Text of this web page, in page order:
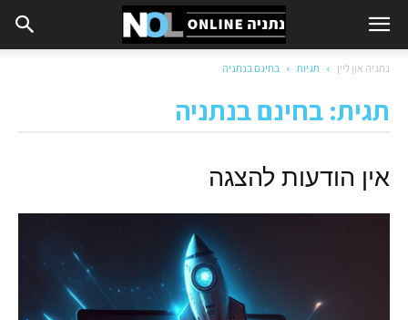
נתניה און ליין תגיות בחינם בנתניה
תגית: בחינם בנתניה
אין הודעות להצגה